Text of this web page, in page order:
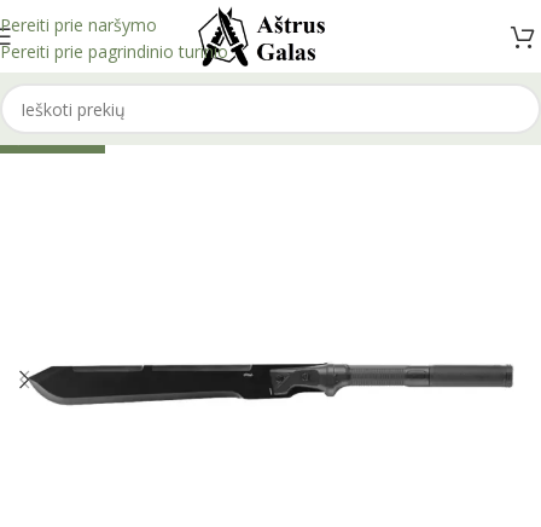
Pereiti prie naršymo
Pereiti prie pagrindinio turinio